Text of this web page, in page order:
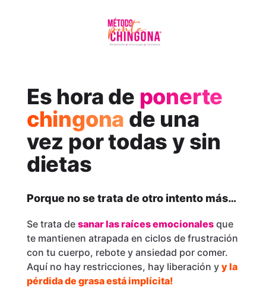
Es hora de ponerte
chingona de una
vez por todas y sin
dietas
Porque no se trata de otro intento más…
Se trata de sanar las raíces emocionalesque
te mantienen atrapada en ciclos de frustración
con tu cuerpo, rebote y ansiedad por comer.
Aquí no hay restricciones, hay liberación y y la
pérdida de grasa está implícita!